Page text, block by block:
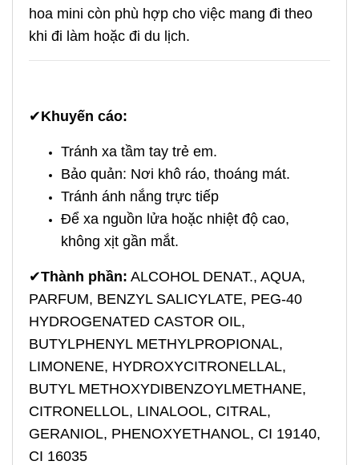
hoa mini còn phù hợp cho việc mang đi theo
khi đi làm hoặc đi du lịch.
✔Khuyến cáo:
Tránh xa tầm tay trẻ em.
Bảo quản: Nơi khô ráo, thoáng mát.
Tránh ánh nắng trực tiếp
Để xa nguồn lửa hoặc nhiệt độ cao,
không xịt gần mắt.
✔Thành phần: ALCOHOL DENAT., AQUA,
PARFUM, BENZYL SALICYLATE, PEG-40
HYDROGENATED CASTOR OIL,
BUTYLPHENYL METHYLPROPIONAL,
LIMONENE, HYDROXYCITRONELLAL,
BUTYL METHOXYDIBENZOYLMETHANE,
CITRONELLOL, LINALOOL, CITRAL,
GERANIOL, PHENOXYETHANOL, CI 19140,
CI 16035